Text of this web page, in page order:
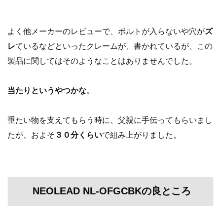
よく他メーカーのレビューで、ボルトが入らないや穴がズ
レているなどといったクレームが、書かれているが、この
製品に関してはそのようなことはありませんでした。
当たりというやつかな。
重たい物を支えてもらう時に、父親に手伝ってもらいまし
たが、およそ ３０分くらいで組み上がりました。
NEOLEAD NL-OFGCBKの良ところ